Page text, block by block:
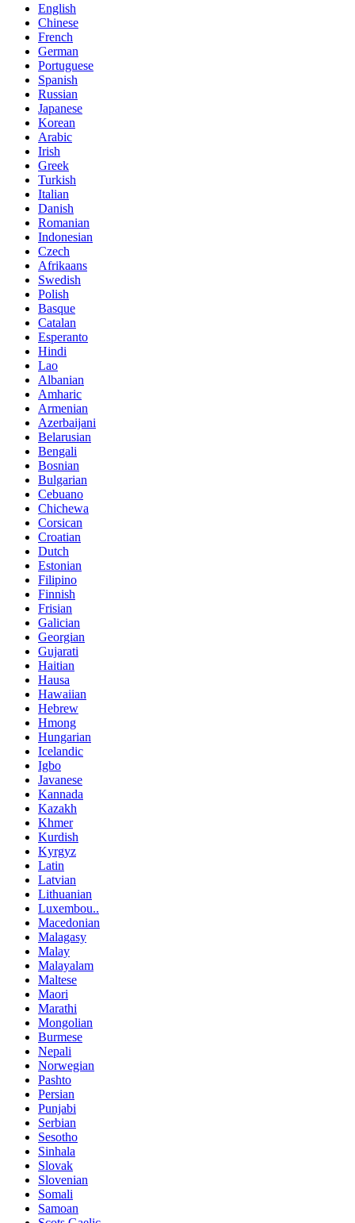
English
Chinese
French
German
Portuguese
Spanish
Russian
Japanese
Korean
Arabic
Irish
Greek
Turkish
Italian
Danish
Romanian
Indonesian
Czech
Afrikaans
Swedish
Polish
Basque
Catalan
Esperanto
Hindi
Lao
Albanian
Amharic
Armenian
Azerbaijani
Belarusian
Bengali
Bosnian
Bulgarian
Cebuano
Chichewa
Corsican
Croatian
Dutch
Estonian
Filipino
Finnish
Frisian
Galician
Georgian
Gujarati
Haitian
Hausa
Hawaiian
Hebrew
Hmong
Hungarian
Icelandic
Igbo
Javanese
Kannada
Kazakh
Khmer
Kurdish
Kyrgyz
Latin
Latvian
Lithuanian
Luxembou..
Macedonian
Malagasy
Malay
Malayalam
Maltese
Maori
Marathi
Mongolian
Burmese
Nepali
Norwegian
Pashto
Persian
Punjabi
Serbian
Sesotho
Sinhala
Slovak
Slovenian
Somali
Samoan